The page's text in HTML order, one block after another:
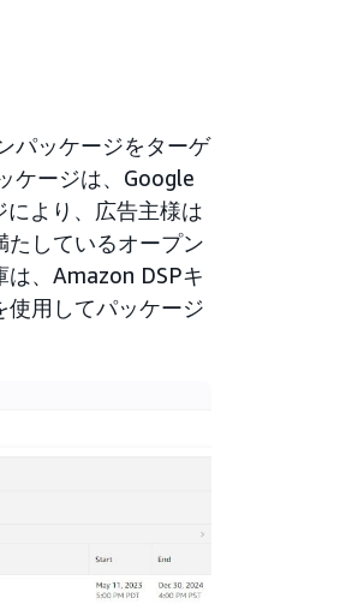
パッケージをターゲ
ケージは、Google
より、広告主様は
たしているオープン
、Amazon DSPキ
使用してパッケージ